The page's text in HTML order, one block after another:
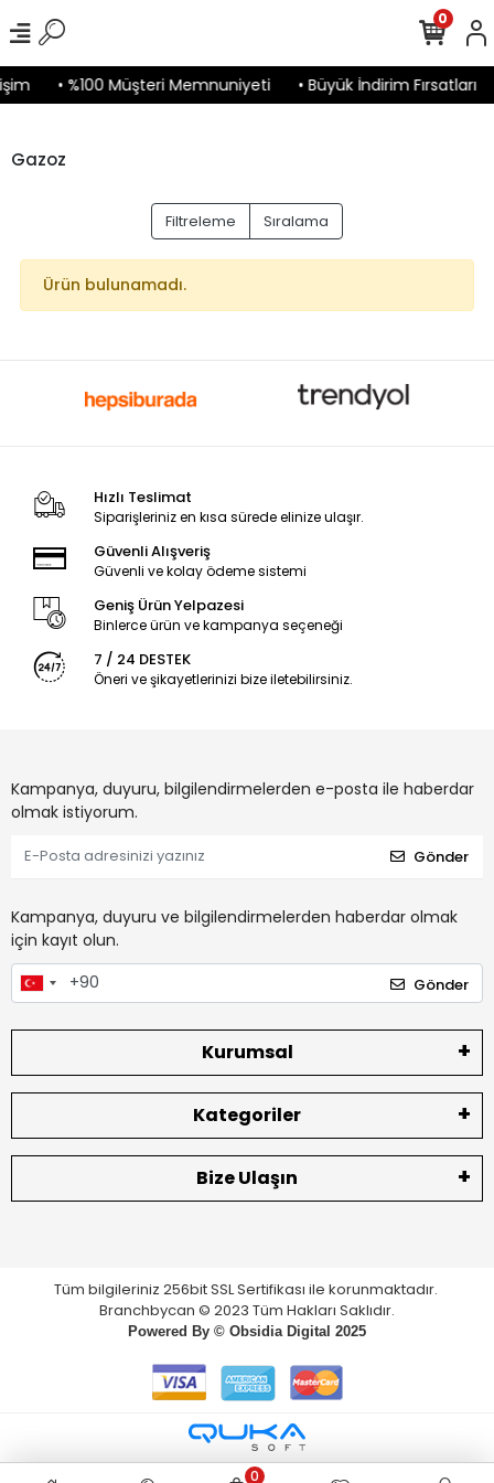
• %100 Müşteri Memnuniyeti • Büyük İndirim Fırsatları
0
Gazoz
Filtreleme Sıralama
Ürün bulunamadı.
Hızlı Teslimat
Siparişleriniz en kısa sürede elinize ulaşır.
Güvenli Alışveriş
Güvenli ve kolay ödeme sistemi
Geniş Ürün Yelpazesi
Binlerce ürün ve kampanya seçeneği
7 / 24 DESTEK
Öneri ve şikayetlerinizi bize iletebilirsiniz.
Kampanya, duyuru, bilgilendirmelerden e-posta ile haberdar
olmak istiyorum.
Gönder
Kampanya, duyuru ve bilgilendirmelerden haberdar olmak
için kayıt olun.
Gönder
Kurumsal
Kategoriler
Bize Ulaşın
Tüm bilgileriniz 256bit SSL Sertifikası ile korunmaktadır.
Branchbycan © 2023 Tüm Hakları Saklıdır.
Powered By © Obsidia Digital 2025
0